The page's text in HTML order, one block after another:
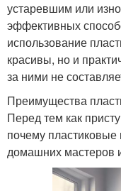
устаревшим или
эффективных
использование
красивы, но и
за ними не
Преимущества
Перед тем как
почему пластиковые
домашних мастеров